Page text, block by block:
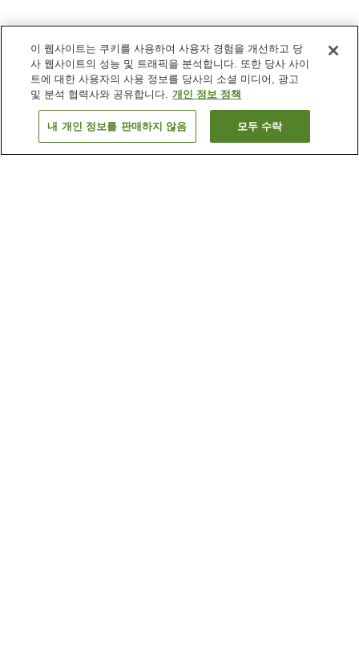
이전으로
이 웹사이트는 쿠키를 사용하여 사용자 경험을 개선하고 당
사 웹사이트의 성능 및 트래픽을 분석합니다. 또한 당사 사이
트에 대한 사용자의 사용 정보를 당사의 소셜 미디어, 광고
및 분석 협력사와 공유합니다. 개인 정보 정책
내 개인 정보를 판매하지 않음 모두 수락